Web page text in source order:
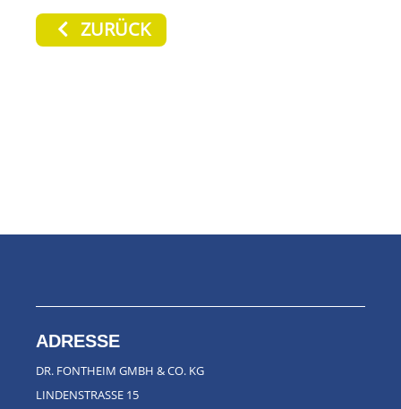
ZURÜCK
ADRESSE
DR. FONTHEIM GMBH & CO. KG
LINDENSTRASSE 15